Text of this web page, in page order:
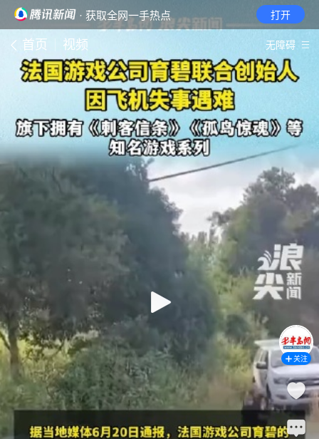
· 获取全网一手热点 打开
首页 视频 无障碍
关注